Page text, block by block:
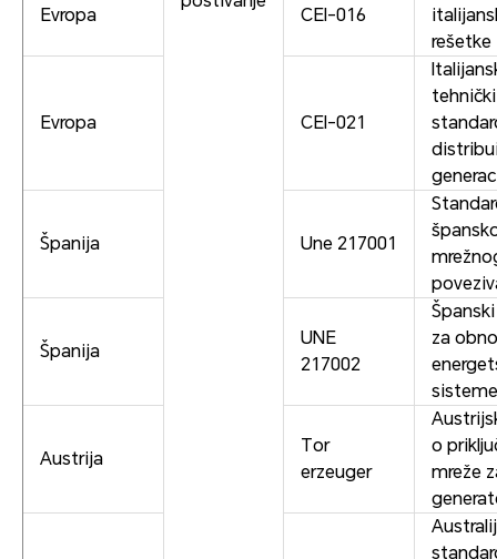
Evropa CEI-016
rešetke
Evropa CEI-021
tehnički
Španija Une 217001
Španija
UNE
217002
za
sisteme
Austrija
Tor
erzeuger
o
mreže